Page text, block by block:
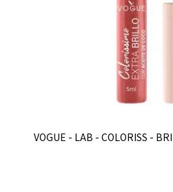
VOGUE - LAB - COLORISS -